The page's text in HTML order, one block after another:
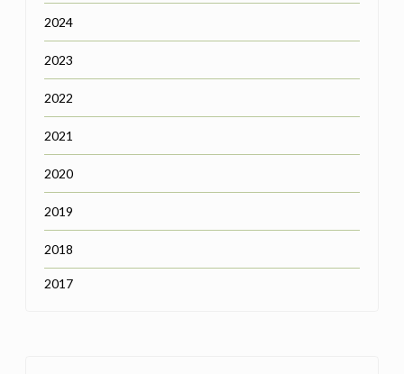
2024
2023
2022
2021
2020
2019
2018
2017